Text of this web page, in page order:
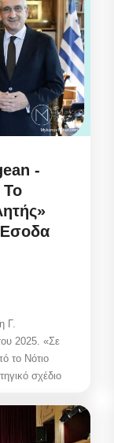
-
Το
Έσοδα
Γ.
2025. «Σε
το Νότιο
σχέδιο